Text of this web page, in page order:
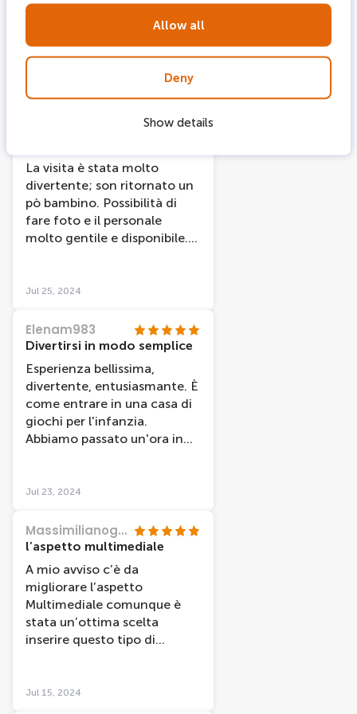
Allow all
Deny
Show details
divertirsi sopratutto in
coppia o in famiglia , anche
se sola sono riuscita a
personale è meraviglioso
mi hanno fatti vivere ancora
solitudine con foto, video e
attività molto belle .
Ringrazio lo staff era tutto
davvero bello
La visita è stata molto
divertente; son ritornato un
pò bambino. Possibilità di
fare foto e il personale
molto gentile e disponibile.
Jul 25, 2024
Elenam983
Divertirsi in modo semplice
Esperienza bellissima,
divertente, entusiasmante. È
come entrare in una casa di
giochi per l'infanzia.
Abbiamo passato un'ora in
divertendoci come bambini.
e il ragazzo (Jacopo) che ci
ha illustrato le foto che si
potevano comprare, sono
stati davvero gentili,
simpatici.
Jul 23, 2024
MassimilianogA9670OU
l’aspetto multimediale
A mio avviso c’è da
migliorare l’aspetto
Multimediale comunque è
stata un’ottima scelta
inserire questo tipo di
Jul 15, 2024